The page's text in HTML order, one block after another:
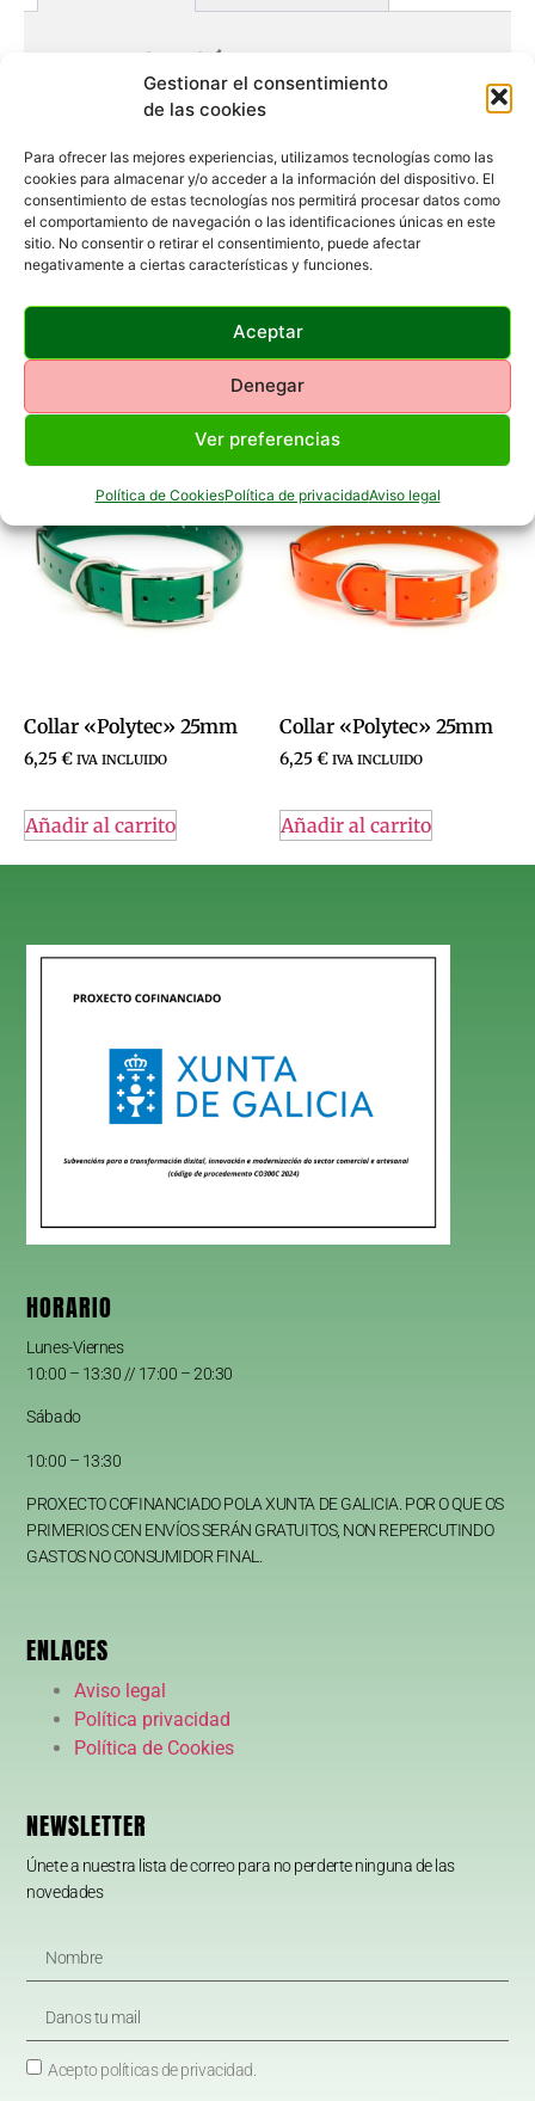
Gestionar el consentimiento
de las cookies
Para ofrecer las mejores experiencias, utilizamos tecnologías como las
cookies para almacenar y/o acceder a la información del dispositivo. El
consentimiento de estas tecnologías nos permitirá procesar datos como
el comportamiento de navegación o las identificaciones únicas en este
sitio. No consentir o retirar el consentimiento, puede afectar
negativamente a ciertas características y funciones.
Aceptar
Denegar
Ver preferencias
Política de CookiesPolítica de privacidadAviso legal
Productos Relacionados
Collar «Polytec» 25mm
6,25€ IVA INCLUIDO
Añadir al carrito
Collar «Polytec» 25mm
6,25€ IVA INCLUIDO
Añadir al carrito
Descripción
Poliuretano de máxima calidad.
Longitud: 70cm
Collares irrompibles.
Con mallazo de nylon interior.
Fáciles de limpiar.
Colores muy vivos.
HORARIO
Lunes-Viernes
10:00 – 13:30 // 17:00 – 20:30
Sábado
10:00 – 13:30
PROXECTO COFINANCIADO POLA XUNTA DE GALICIA. POR O QUE OS
PRIMERIOS CEN ENVÍOS SERÁN GRATUITOS, NON REPERCUTINDO
GASTOS NO CONSUMIDOR FINAL.
ENLACES
Aviso legal
Política privacidad
Política de Cookies
NEWSLETTER
Únete a nuestra lista de correo para no perderte ninguna de las
novedades
Acepto políticas de privacidad.